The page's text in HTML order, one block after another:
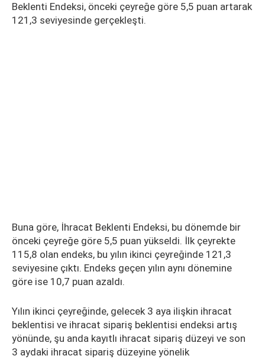
Beklenti Endeksi, önceki çeyreğe göre 5,5 puan artarak
121,3 seviyesinde gerçekleşti.
Buna göre, İhracat Beklenti Endeksi, bu dönemde bir
önceki çeyreğe göre 5,5 puan yükseldi. İlk çeyrekte
115,8 olan endeks, bu yılın ikinci çeyreğinde 121,3
seviyesine çıktı. Endeks geçen yılın aynı dönemine
göre ise 10,7 puan azaldı.
Yılın ikinci çeyreğinde, gelecek 3 aya ilişkin ihracat
beklentisi ve ihracat sipariş beklentisi endeksi artış
yönünde, şu anda kayıtlı ihracat sipariş düzeyi ve son
3 aydaki ihracat sipariş düzeyine yönelik